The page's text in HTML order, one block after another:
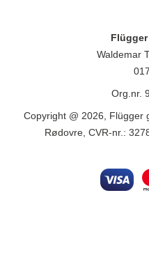
Flügger
Waldemar
Org.nr.
Copyright @ 2026, Flügger
Rødovre, CVR-nr.: